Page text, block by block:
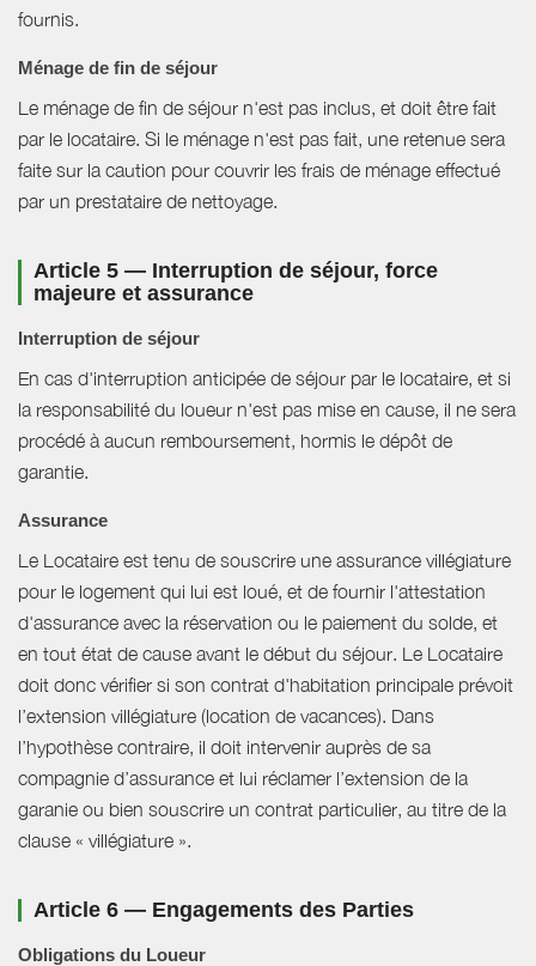
fournis.
Ménage de fin de séjour
Le ménage de fin de séjour n'est pas inclus, et doit être fait
par le locataire. Si le ménage n'est pas fait, une retenue sera
faite sur la caution pour couvrir les frais de ménage effectué
par un prestataire de nettoyage.
Article 5 — Interruption de séjour, force
majeure et assurance
Interruption de séjour
En cas d'interruption anticipée de séjour par le locataire, et si
la responsabilité du loueur n'est pas mise en cause, il ne sera
procédé à aucun remboursement, hormis le dépôt de
garantie.
Assurance
Le Locataire est tenu de souscrire une assurance villégiature
pour le logement qui lui est loué, et de fournir l'attestation
d'assurance avec la réservation ou le paiement du solde, et
en tout état de cause avant le début du séjour. Le Locataire
doit donc vérifier si son contrat d'habitation principale prévoit
l’extension villégiature (location de vacances). Dans
l’hypothèse contraire, il doit intervenir auprès de sa
compagnie d’assurance et lui réclamer l’extension de la
garanie ou bien souscrire un contrat particulier, au titre de la
clause « villégiature ».
Article 6 — Engagements des Parties
Obligations du Loueur